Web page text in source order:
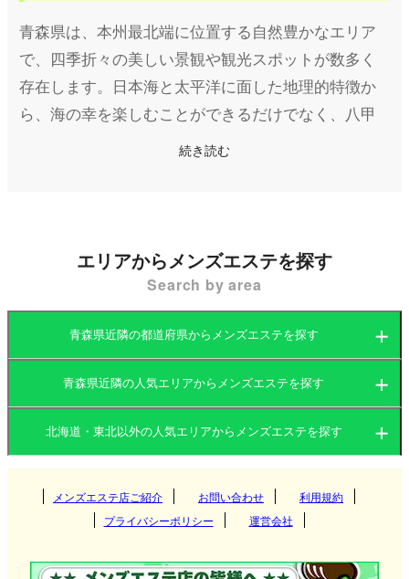
青森県は、本州最北端に位置する自然豊かなエリア
で、四季折々の美しい景観や観光スポットが数多く
存在します。日本海と太平洋に面した地理的特徴か
ら、海の幸を楽しむことができるだけでなく、八甲
田山や十和田湖、奥入瀬渓流など自然愛好家にも人
青森県内の都市部では、リラックスや癒しを目的と
したメンズエステ（メンエス）がいくつか営業して
おり、近年その人気が高まっています。青森市や弘
前市、八戸市などの主要都市では、働く男性や観光
で訪れた人々の疲れを癒すために、多様なコンセプ
トのメンズエステ店が存在します。
青森県メンズエステ店の選び方
青森県のメンズエステ店は、マンション型や個室サ
続き読む
エリアからメンズエステを探す
Search by area
青森県近隣の都道府県からメンズエステを探す
北海道 岩手県
宮城県 山形県
秋田県 青森県
青森県近隣の人気エリアからメンズエステを探す
すすきの 岩手県
北海道・東北以外の人気エリアからメンズエステを探す
関東
メンズエステ店ご紹介 お問い合わせ
利用規約
プライバシーポリシー
運営会社